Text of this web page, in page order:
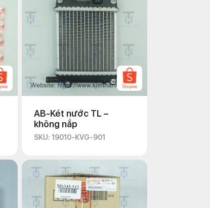
AB-Két nước TL –
không nắp
SKU: 19010-KVG-901